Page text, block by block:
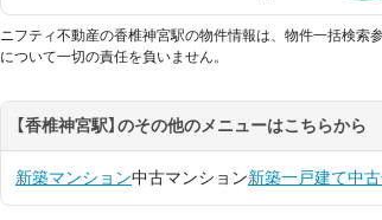
ニフティ不動産の香椎神宮駅の物件情報は、物件一括検
について一切の責任を負いません。
【香椎神宮駅】のその他のメニューはこちらから
新築マンション中古マンション新築一戸建て中